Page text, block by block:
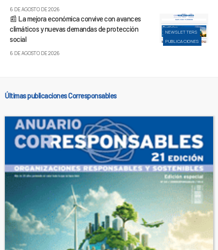
6 DE AGOSTO DE 2026
NEWSLETTERS
PUBLICACIONES
📰 La mejora económica convive con avances
climáticos y nuevas demandas de protección
social
6 DE AGOSTO DE 2026
Últimas publicaciones Corresponsables